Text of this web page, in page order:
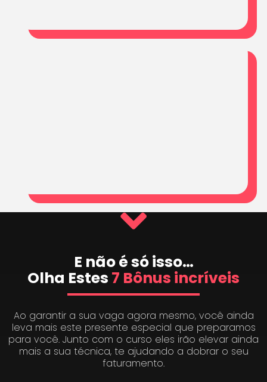
E não é só isso…
Olha Estes 7 Bônus incríveis
Ao garantir a sua vaga agora mesmo, você ainda
leva mais este presente especial que preparamos
para você. Junto com o curso eles irão elevar ainda
mais a sua técnica, te ajudando a dobrar o seu
faturamento.